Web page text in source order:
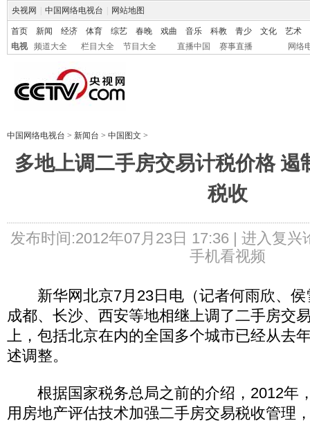
央视网 中国网络电视台 网站地图
首页 新闻 经济 体育 综艺 春晚 戏曲 音乐 科教 青少 文化
艺术
电视
频道大全 栏目大全 节目大全 直播中国 赛事直播 网络
中国网络电视台 > 新闻台 > 中国图文 >
多地上调二手房交易计税价格 遏
税收
发布时间:2012年07月23日 17:36 | 进入复兴
手机看视频
新华网北京7月23日电（记者何雨欣、侯
成都、长沙、西安等地相继上调了二手房交
上，包括北京在内的全国多个城市已经从去
述调整。
根据国家税务总局之前的介绍，2012年
用房地产评估技术加强二手房交易税收管理